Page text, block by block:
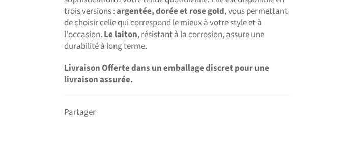
trois versions :argentée, dorée et rose gold, vous permettant
de choisir celle qui correspond le mieux à votre style et à
l'occasion. Le laiton, résistant à la corrosion, assure une
durabilité à long terme.
Livraison Offerte dans un emballage discret pour une
livraison assurée.
Partager